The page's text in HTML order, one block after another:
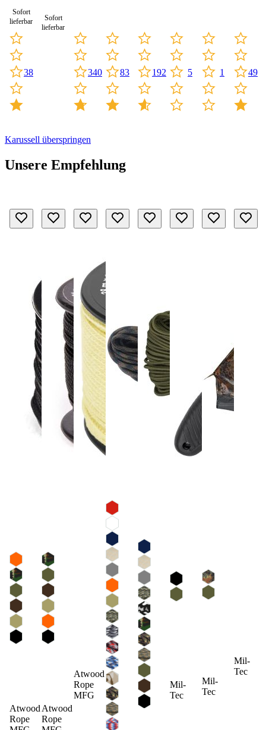
Sofort
lieferbar
38
Sofort
lieferbar
340 83 192 5 1 49
Karussell überspringen
Unsere Empfehlung
Atwood
Rope
Atwood
Rope
Atwood
Rope
MFG
Mil-
Tec
Mil-
Tec
Mil-
Tec